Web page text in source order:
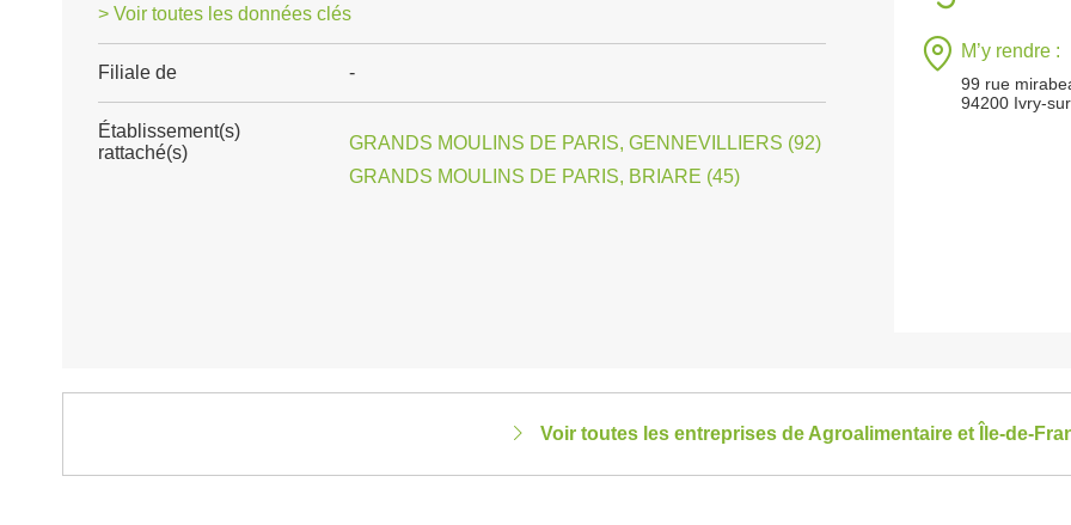
> Voir toutes les données clés
Filiale de -
Établissement(s)
rattaché(s)
GRANDS MOULINS DE PARIS, GENNEVILLIERS (92)
GRANDS MOULINS DE PARIS, BRIARE (45)
M’y rendre :
99 rue
94200 Ivry-
Voir toutes les entreprises de Agroalimentaire et Île-de-